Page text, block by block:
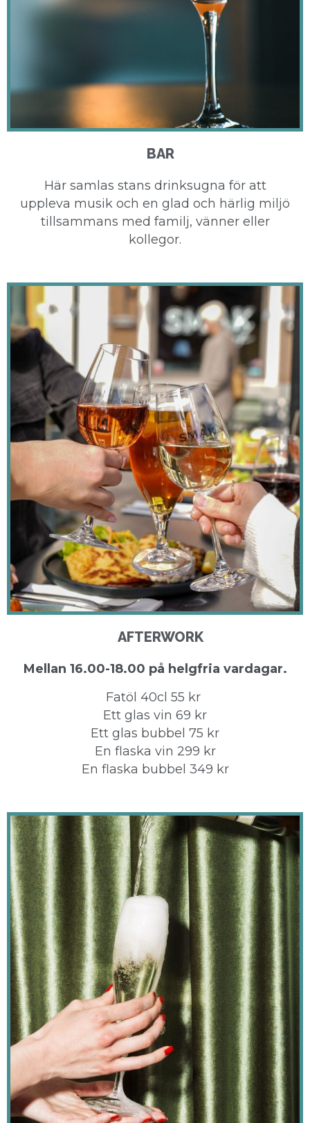
BAR
Här samlas stans drinksugna för att
uppleva musik och en glad och härlig miljö
tillsammans med familj, vänner eller
kollegor.
AFTERWORK
Mellan 16.00-18.00 på helgfria vardagar.
Fatöl 40cl 55 kr
Ett glas vin 69 kr
Ett glas bubbel 75 kr
En flaska vin 299 kr
En flaska bubbel 349 kr